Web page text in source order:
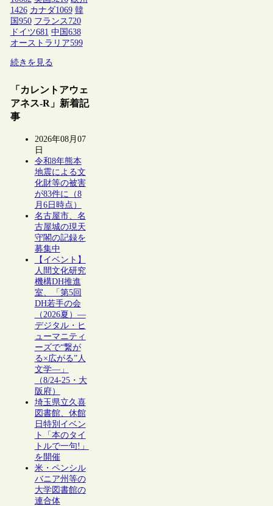
1426 カナダ1069 韓
国 950 フランス 720
ドイツ681 中国 638
オーストラリア599
続きを見る
「カレントアウェ
アネス-R」新着記
事
2026年08月07
日
令和8年熊本
地震による文
化財等の被害
が83件に（8
月6日時点）
名古屋市、名
古屋城の現天
守閣の記録を
募集中
【イベント】
人間文化研究
機構DH推進
室、「第5回
DH若手の会
（2026夏）―
デジタル・ヒ
ューマニティ
ーズで“繋が
る×広がる”人
文学―」
（8/24-25・大
阪府）
埼玉県立久喜
図書館、休館
日特別イベン
ト「本のタイ
トルで一句!」
を開催
米・ペンシル
バニア州等の
大学図書館の
連合体